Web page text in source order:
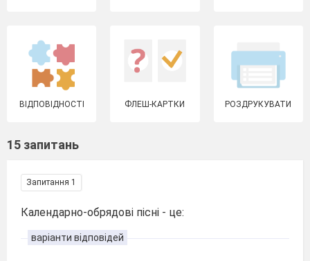
ВІДПОВІДНОСТІ ФЛЕШ-КАРТКИ РОЗДРУКУВАТИ
15 запитань
Запитання 1
Календарно-обрядові пісні - це:
варіанти відповідей